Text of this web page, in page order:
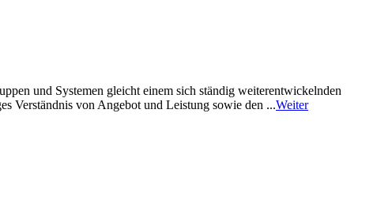
und Systemen gleicht einem sich ständig weiterentwickelnden
Verständnis von Angebot und Leistung sowie den ...Weiter